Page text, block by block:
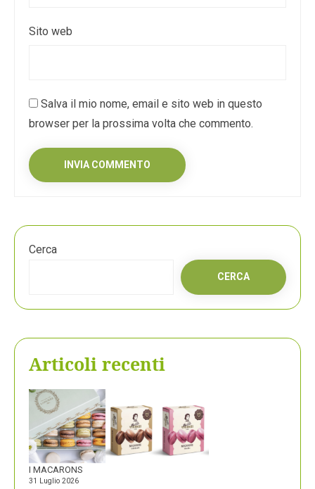
Sito web
Salva il mio nome, email e sito web in questo
browser per la prossima volta che commento.
Cerca
CERCA
Articoli recenti
I MACARONS
31 Luglio 2026